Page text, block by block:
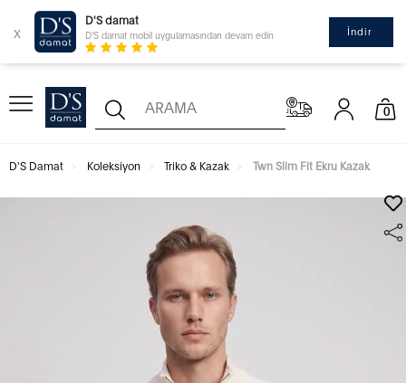
x
D'S damat
D'S damat mobil uygulamasından devam edin İndir
0
D'S Damat Koleksiyon Triko & Kazak Twn Slim Fit Ekru Kazak